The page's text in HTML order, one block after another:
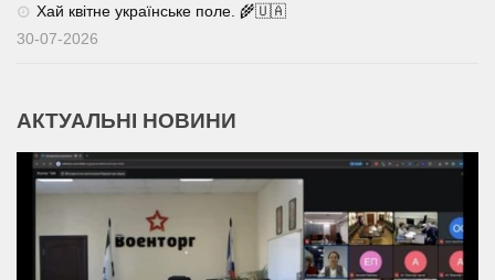
Хай квітне українське поле. 🌾🇺🇦
30-07-2026
АКТУАЛЬНІ НОВИНИ